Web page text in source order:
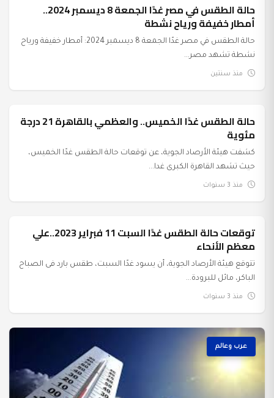
حالة الطقس في مصر غدًا الجمعة 8 ديسمبر 2024..
أمطار خفيفة ورياح نشطة
حالة الطقس في مصر غدًا الجمعة 8 ديسمبر 2024: أمطار خفيفة ورياح
نشطة تشهد مصر...
منذ سنتين
عرب وعالم حالة الطقس غدًا الخميس.. والعظمي بالقاهرة 21 درجة
مئوية
كشفت هيئة الأرصاد الجوية، عن توقعات حالة الطقس غدًا الخميس،
حيث تشهد القاهرة الكبرى غدا...
منذ 3 سنوات
عرب وعالم توقعات حالة الطقس غدًا السبت 11 فبراير 2023..علي
معظم الأنحاء
تتوقع هيئة الأرصاد الجوية، أن يسود غدًا السبت، طقس بارد فى الصباح
الباكر، مائل للبرودة...
منذ 3 سنوات
عرب وعالم